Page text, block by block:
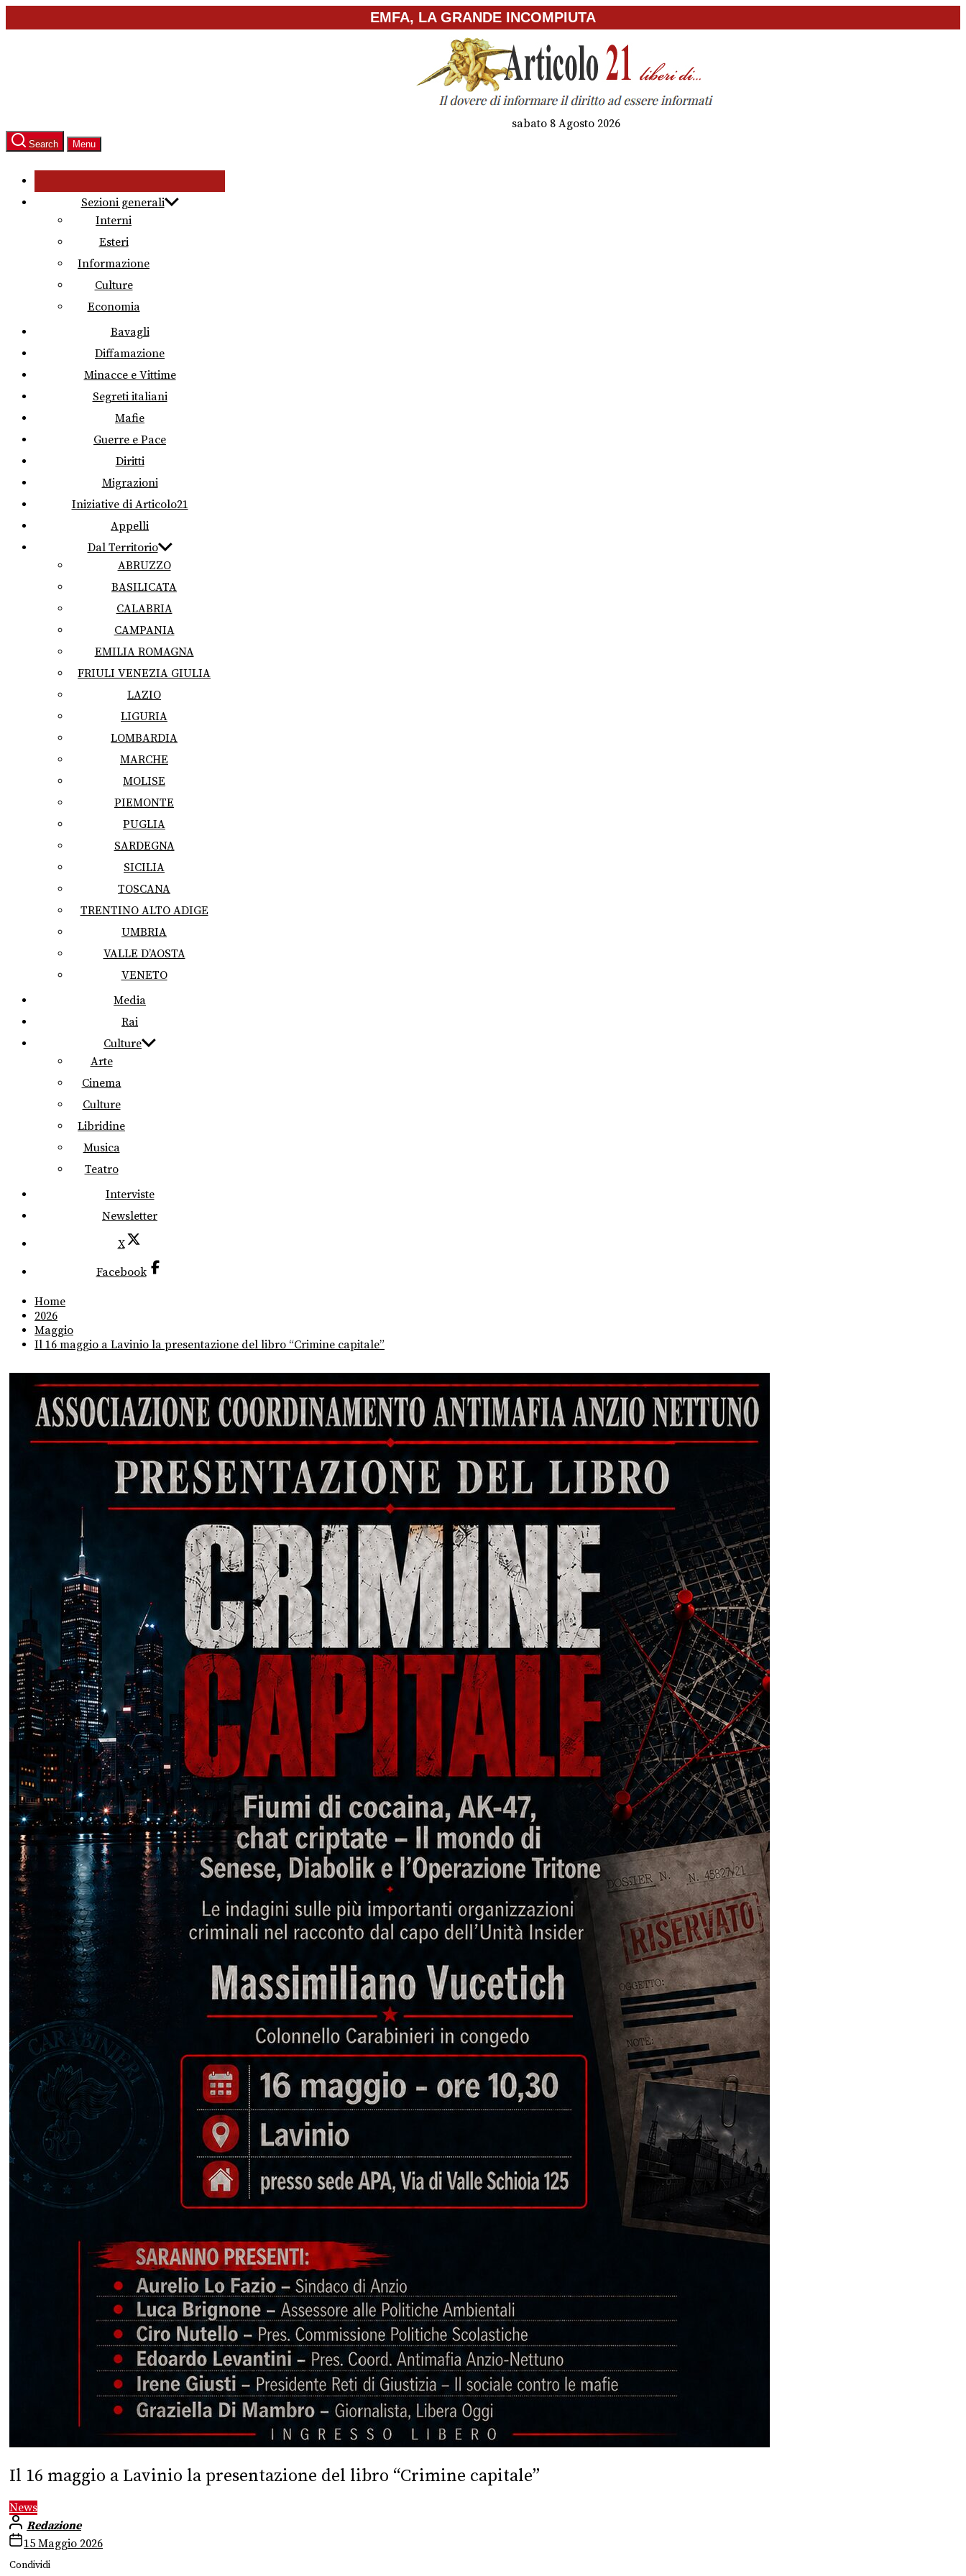
to
EMFA, LA GRANDE INCOMPIUTA
sabato 8 Agosto 2026
Search Menu
Sezioni generali
Interni
Esteri
Informazione
Culture
Economia
Bavagli
Diffamazione
Minacce e Vittime
Segreti italiani
Mafie
Guerre e Pace
Diritti
Migrazioni
Iniziative di Articolo21
Appelli
Dal Territorio
ABRUZZO
BASILICATA
CALABRIA
CAMPANIA
EMILIA ROMAGNA
FRIULI VENEZIA GIULIA
LAZIO
LIGURIA
LOMBARDIA
MARCHE
MOLISE
PIEMONTE
PUGLIA
SARDEGNA
SICILIA
TOSCANA
TRENTINO ALTO ADIGE
UMBRIA
VALLE D’AOSTA
VENETO
Media
Rai
Culture
Arte
Cinema
Culture
Libridine
Musica
Teatro
Interviste
Newsletter
X
Facebook
Home
2026
Maggio
Il 16 maggio a Lavinio la presentazione del libro “Crimine capitale”
Il 16 maggio a Lavinio la presentazione del libro “Crimine capitale”
News
Redazione
15 Maggio 2026
Condividi